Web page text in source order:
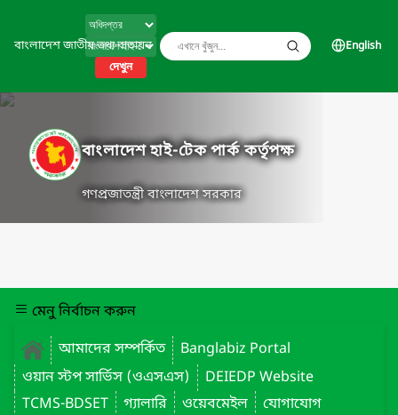
বাংলাদেশ জাতীয় তথ্য বাতায়ন
দেখুন
English
বাংলাদেশ হাই-টেক পার্ক কর্তৃপক্ষ
গণপ্রজাতন্ত্রী বাংলাদেশ সরকার
মেনু নির্বাচন করুন
আমাদের সম্পর্কিত
Banglabiz Portal
ওয়ান স্টপ সার্ভিস (ওএসএস)
DEIEDP Website
TCMS-BDSET
গ্যালারি ওয়েবমেইল
যোগাযোগ